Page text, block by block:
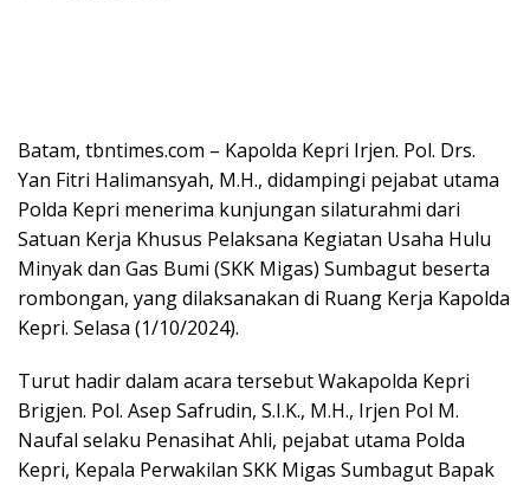
Batam, tbntimes.com – Kapolda Kepri Irjen. Pol. Drs.
Yan Fitri Halimansyah, M.H., didampingi pejabat utama
Polda Kepri menerima kunjungan silaturahmi dari
Satuan Kerja Khusus Pelaksana Kegiatan Usaha Hulu
Minyak dan Gas Bumi (SKK Migas) Sumbagut beserta
rombongan, yang dilaksanakan di Ruang Kerja Kapolda
Kepri. Selasa (1/10/2024).
Turut hadir dalam acara tersebut Wakapolda Kepri
Brigjen. Pol. Asep Safrudin, S.I.K., M.H., Irjen Pol M.
Naufal selaku Penasihat Ahli, pejabat utama Polda
Kepri, Kepala Perwakilan SKK Migas Sumbagut Bapak